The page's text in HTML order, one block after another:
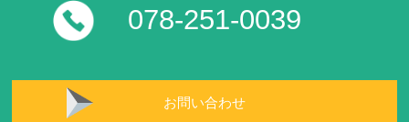
078-251-0039
お問い合わせ